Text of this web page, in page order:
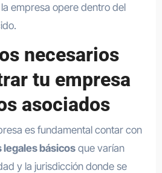
empresa opere dentro del
necesarios
tu empresa
asociados
es fundamental contar con
básicosque varían
y la jurisdicción donde se